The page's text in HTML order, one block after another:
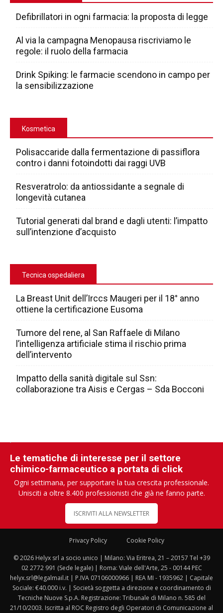
Defibrillatori in ogni farmacia: la proposta di legge
Al via la campagna Menopausa riscriviamo le
regole: il ruolo della farmacia
Drink Spiking: le farmacie scendono in campo per
la sensibilizzazione
Kosmetica
Polisaccaride dalla fermentazione di passiflora
contro i danni fotoindotti dai raggi UVB
Resveratrolo: da antiossidante a segnale di
longevità cutanea
Tutorial generati dal brand e dagli utenti: l’impatto
sull’intenzione d’acquisto
Tecnica ospedaliera
La Breast Unit dell’Irccs Maugeri per il 18° anno
ottiene la certificazione Eusoma
Tumore del rene, al San Raffaele di Milano
l’intelligenza artificiale stima il rischio prima
dell’intervento
Impatto della sanità digitale sul Ssn:
collaborazione tra Aisis e Cergas – Sda Bocconi
Le tematiche di interesse per il settore
chimico-farmaceutico a portata di click
Ogni settimana, per supportare la tua crescita professionale.
Unisciti a oltre 8.400 professionisti che già ne fanno parte.
ISCRIVITI ALLA NEWSLETTER
Privacy Policy Cookie Policy
© 2026 Helyx srl a socio unico | Milano: Via Eritrea, 21 – 20157 Tel +39
02 2772 991 (Sede legale) | Roma: Viale dell'Arte, 25 - 00144 PEC
helyx.srl@legalmail.it | P.IVA 07106000966 | REA MI - 1935962 | Capitale
Sociale: €40.000 i.v. | Società soggetta a direzione e coordinamento di
Tecniche Nuove S.p.A. Registrazione: Tribunale di Milano n. 585 del
21/10/2003. Iscritta al ROC Registro degli Operatori di Comunicazione al